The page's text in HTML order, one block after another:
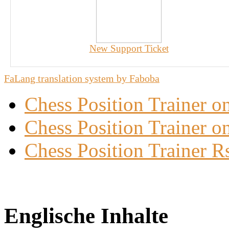
New Support Ticket
FaLang translation system by Faboba
Chess Position Trainer
Chess Position Trainer
Chess Position Trainer
Englische Inhalte